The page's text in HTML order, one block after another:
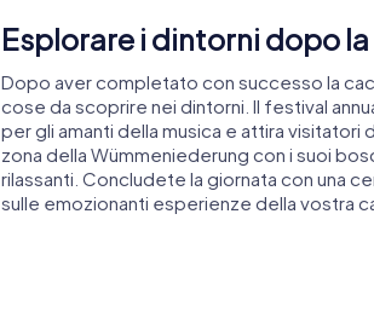
Esplorare i dintorni dopo
Dopo aver completato con successo la
cose da scoprire nei dintorni. Il festival
per gli amanti della musica e attira
zona della Wümmeniederung con i suoi
rilassanti. Concludete la giornata con una
sulle emozionanti esperienze della vostra